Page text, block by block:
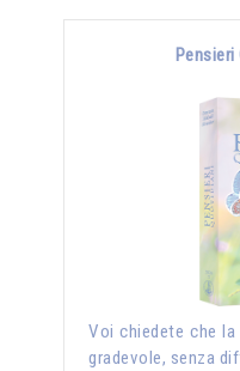
Voi chiedete che
gradevole, senza